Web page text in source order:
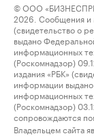
© ООО
2026. Сообщения и
(свидетельство о
выдано
информационных
(Роскомнадзор)
издания «РБК»
информации
информационных
(Роскомнадзор)
сопровождаются
Владельцем сайта